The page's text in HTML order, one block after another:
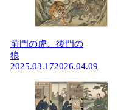
前門の虎、後門の
狼
2025.03.172026.04.09